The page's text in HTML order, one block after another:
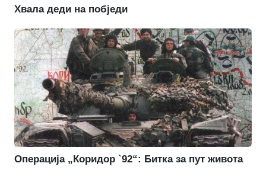
Хвала деди на побједи
Операција „Коридор `92“: Битка за пут живота